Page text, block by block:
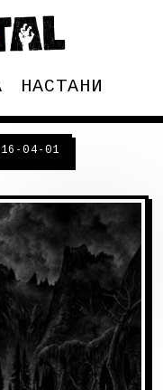
НАСТАНИ
04-01